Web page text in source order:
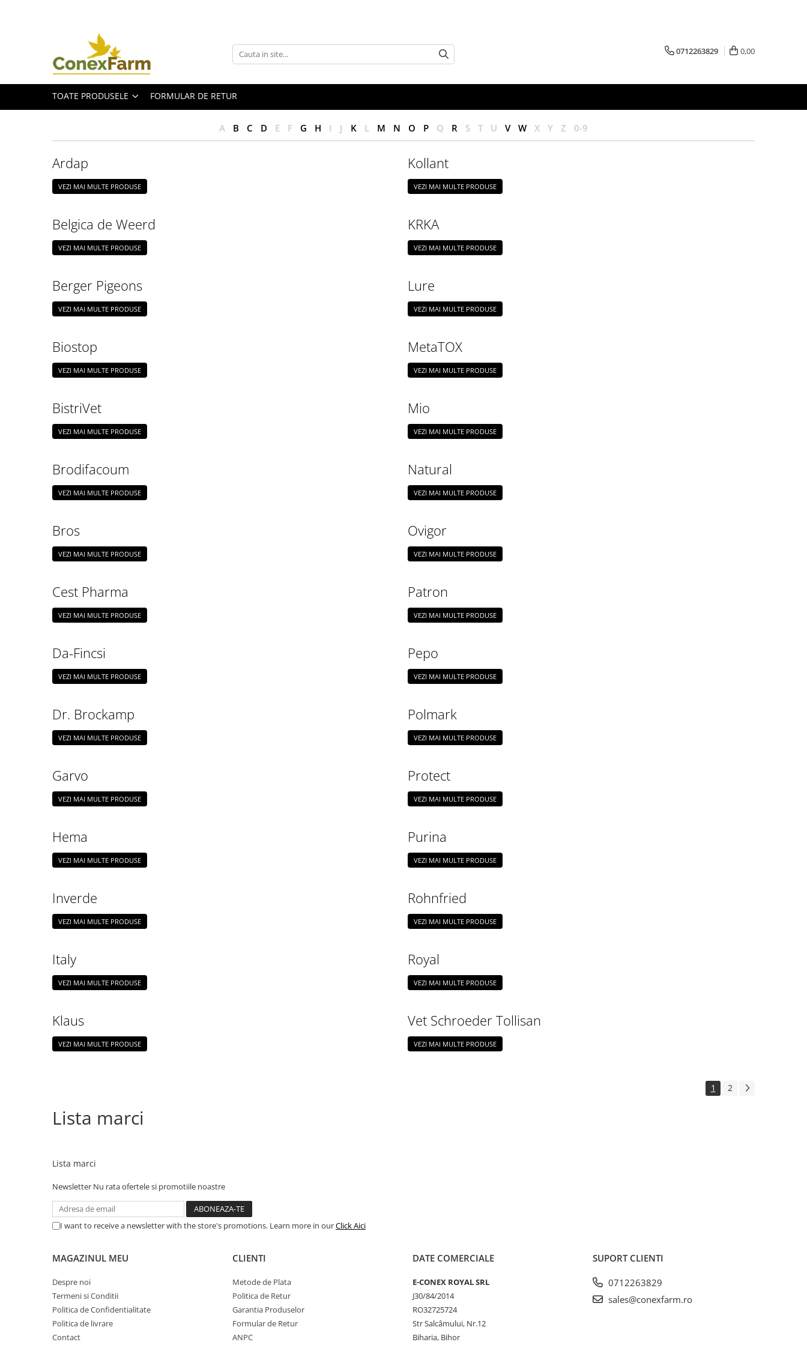
Păsări de curte
Coșuri de transport
Suplimente
Suplimente - Klaus
Diverse Suplimente
Suplimente Cest Pharma
Suplimente Belgica de Weerd
Suplimente - Berger Pigeons
Suplimente
Suplimente
Hrană păsări
0712263829 0,00
TOATE PRODUSELE FORMULAR DE RETUR
A B C D E F G H I J K L M N O P Q R S T U V W X Y Z 0-9
Ardap
VEZI MAI MULTE PRODUSE
Belgica de Weerd
VEZI MAI MULTE PRODUSE
Berger Pigeons
VEZI MAI MULTE PRODUSE
Biostop
VEZI MAI MULTE PRODUSE
BistriVet
VEZI MAI MULTE PRODUSE
Brodifacoum
VEZI MAI MULTE PRODUSE
Bros
VEZI MAI MULTE PRODUSE
Cest Pharma
VEZI MAI MULTE PRODUSE
Da-Fincsi
VEZI MAI MULTE PRODUSE
Dr. Brockamp
VEZI MAI MULTE PRODUSE
Garvo
VEZI MAI MULTE PRODUSE
Hema
VEZI MAI MULTE PRODUSE
Inverde
VEZI MAI MULTE PRODUSE
Italy
VEZI MAI MULTE PRODUSE
Klaus
VEZI MAI MULTE PRODUSE
Kollant
VEZI MAI MULTE PRODUSE
KRKA
VEZI MAI MULTE PRODUSE
Lure
VEZI MAI MULTE PRODUSE
MetaTOX
VEZI MAI MULTE PRODUSE
Mio
VEZI MAI MULTE PRODUSE
Natural
VEZI MAI MULTE PRODUSE
Ovigor
VEZI MAI MULTE PRODUSE
Patron
VEZI MAI MULTE PRODUSE
Pepo
VEZI MAI MULTE PRODUSE
Polmark
VEZI MAI MULTE PRODUSE
Protect
VEZI MAI MULTE PRODUSE
Purina
VEZI MAI MULTE PRODUSE
Rohnfried
VEZI MAI MULTE PRODUSE
Royal
VEZI MAI MULTE PRODUSE
Vet Schroeder Tollisan
VEZI MAI MULTE PRODUSE
1 2
Lista marci
Lista marci
Newsletter Nu rata ofertele si promotiile noastre
I want to receive a newsletter with the store's promotions. Learn more in ourClick Aici
MAGAZINUL MEU
Despre noi
Termeni si Conditii
Politica de Confidentialitate
Politica de livrare
Contact
CLIENTI
Metode de Plata
Politica de Retur
Garantia Produselor
Formular de Retur
ANPC
DATE COMERCIALE
E-CONEX ROYAL SRL
J30/84/2014
RO32725724
Str Salcâmului, Nr.12
Biharia, Bihor
SUPORT CLIENTI
0712263829
sales@conexfarm.ro